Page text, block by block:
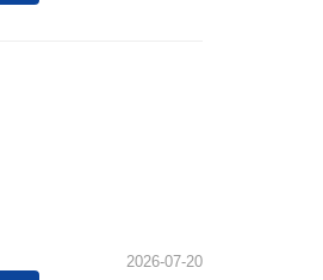
2026-07-20